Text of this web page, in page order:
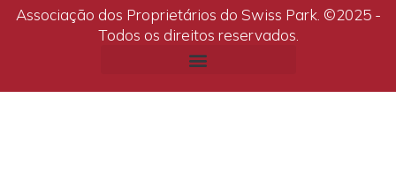
Associação dos Proprietários do Swiss Park. ©2025 -
Todos os direitos reservados.